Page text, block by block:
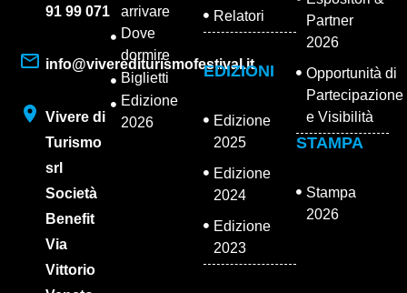
91 99 071
info@viverediturismofestival.it
Vivere di
Turismo
srl
Società
Benefit
Via
Vittorio
arrivare
Dove
dormire
Biglietti
Edizione
2026
Relatori
EDIZIONI
Edizione
2025
Edizione
2024
Edizione
2023
Partner
2026
Opportunità di
Partecipazione
e Visibilità
STAMPA
Stampa
2026